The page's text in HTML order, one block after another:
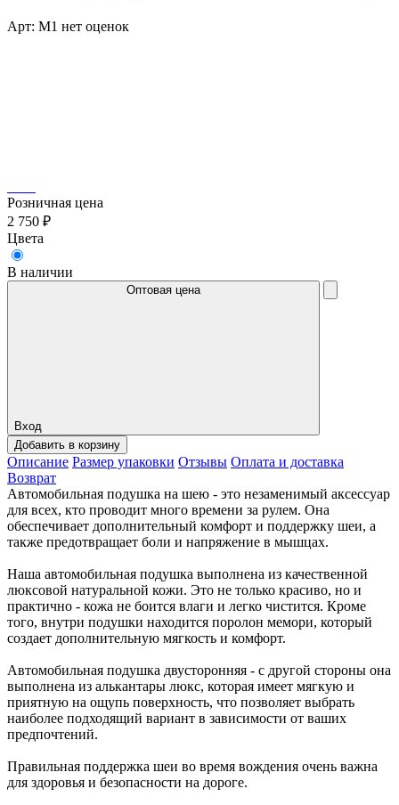
Арт: M1 нет оценок
Розничная цена
2 750 ₽
Цвета
В наличии
Оптовая цена
Вход
Добавить в корзину
Описание Размер упаковки Отзывы Оплата и доставка
Возврат
Автомобильная подушка на шею - это незаменимый аксессуар
для всех, кто проводит много времени за рулем. Она
обеспечивает дополнительный комфорт и поддержку шеи, а
также предотвращает боли и напряжение в мышцах.
Наша автомобильная подушка выполнена из качественной
люксовой натуральной кожи. Это не только красиво, но и
практично - кожа не боится влаги и легко чистится. Кроме
того, внутри подушки находится поролон мемори, который
создает дополнительную мягкость и комфорт.
Автомобильная подушка двусторонняя - с другой стороны она
выполнена из алькантары люкс, которая имеет мягкую и
приятную на ощупь поверхность, что позволяет выбрать
наиболее подходящий вариант в зависимости от ваших
предпочтений.
Правильная поддержка шеи во время вождения очень важна
для здоровья и безопасности на дороге.